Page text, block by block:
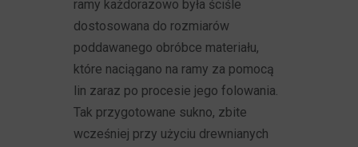
ramy każdorazowo była ściśle
dostosowana do rozmiarów
poddawanego obróbce materiału,
które naciągano na ramy za pomocą
lin zaraz po procesie jego folowania.
Tak przygotowane sukno, zbite
wcześniej przy użyciu drewnianych